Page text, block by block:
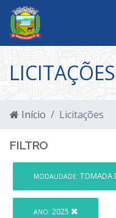
LICITAÇÕES
Início Licitações
FILTRO
MODALIDADE: TOMADA
ANO: 2025